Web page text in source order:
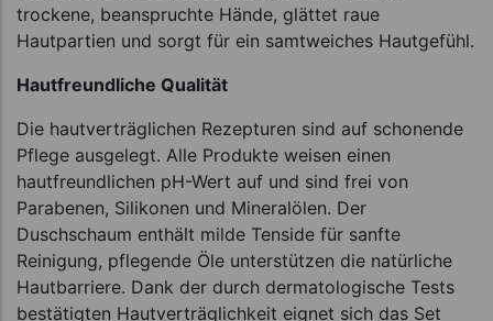
trockene, beanspruchte Hände, glättet raue
Hautpartien und sorgt für ein samtweiches Hautgefühl.
Hautfreundliche Qualität
Die hautverträglichen Rezepturen sind auf schonende
Pflege ausgelegt. Alle Produkte weisen einen
hautfreundlichen pH-Wert auf und sind frei von
Parabenen, Silikonen und Mineralölen. Der
Duschschaum enthält milde Tenside für sanfte
Reinigung, pflegende Öle unterstützen die natürliche
Hautbarriere. Dank der durch dermatologische Tests
bestätigten Hautverträglichkeit eignet sich das Set